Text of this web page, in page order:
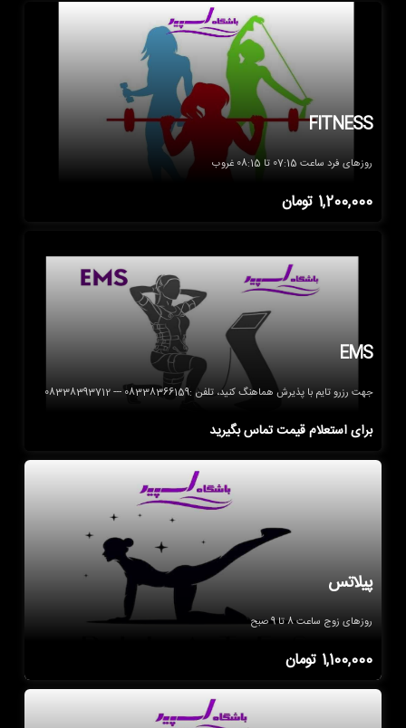
FITNESS
روزهای فرد ساعت 07:15 تا 08:15 غروب
1,200,000 تومان
EMS
جهت رزرو تایم با پذیرش هماهنگ کنید، تلفن :08338366159 --- 08338393712
برای استعلام قیمت تماس بگیرید
پیلاتس
روزهای زوج ساعت 8 تا 9 صبح
1,100,000 تومان